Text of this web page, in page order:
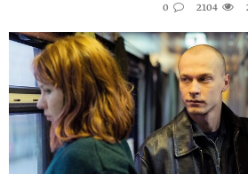
2104
0